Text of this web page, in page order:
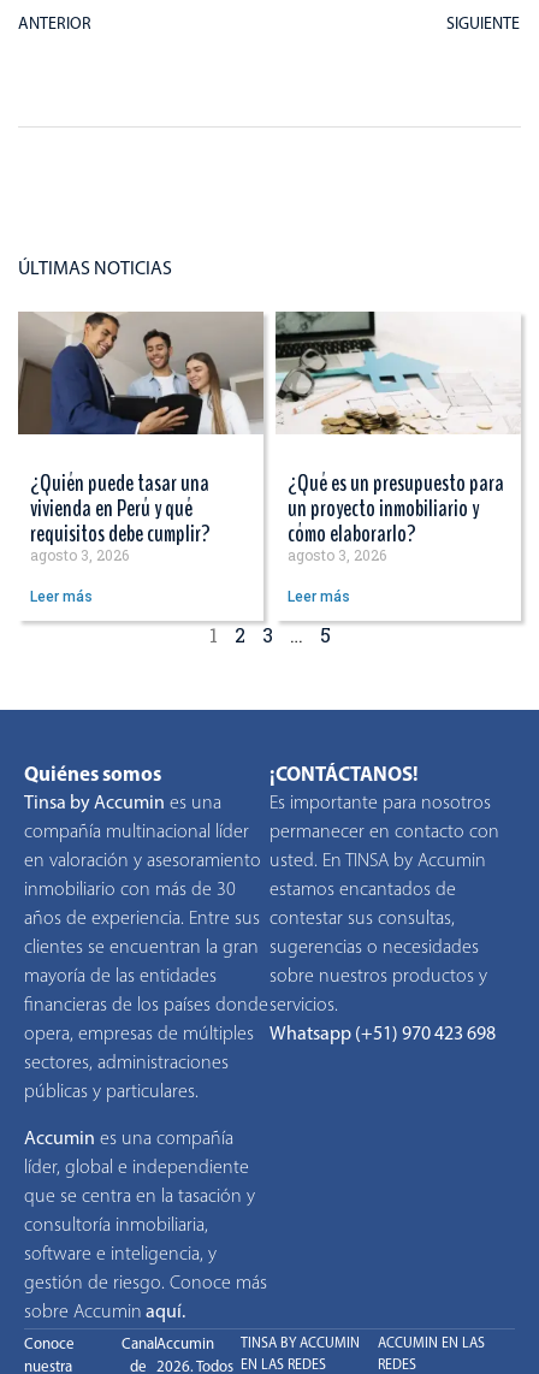
ANTERIOR SIGUIENTE
ÚLTIMAS NOTICIAS
¿Quién puede tasar una
vivienda en Perú y qué
requisitos debe cumplir?
agosto 3, 2026
Leer más
¿Qué es un presupuesto para
un proyecto inmobiliario y
cómo elaborarlo?
agosto 3, 2026
Leer más
1 2 3 … 5
Quiénes somos
Tinsa by Accumin es una
compañía multinacional líder
en valoración y asesoramiento
inmobiliario con más de 30
años de experiencia. Entre sus
clientes se encuentran la gran
mayoría de las entidades
financieras de los países donde
opera, empresas de múltiples
sectores, administraciones
públicas y particulares.
Accumin es una compañía
líder, global e independiente
que se centra en la tasación y
consultoría inmobiliaria,
software e inteligencia, y
gestión de riesgo. Conoce más
sobre Accumin aquí.
¡CONTÁCTANOS!
Es importante para nosotros
permanecer en contacto con
usted. En TINSA by Accumin
estamos encantados de
contestar sus consultas,
sugerencias o necesidades
sobre nuestros productos y
servicios.
Whatsapp (+51) 970 423 698
Conoce
nuestra
Canal
de
Accumin
2026. Todos
TINSA BY ACCUMIN
EN LAS REDES
ACCUMIN EN LAS
REDES